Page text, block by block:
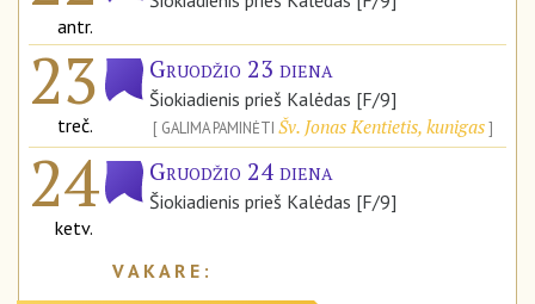
antr.
23
treč.
Gruodžio 23 diena
Šiokiadienis prieš Kalėdas [F/9]
GALIMA PAMINĖTI Šv. Jonas Kentietis, kunigas
24
ketv.
Gruodžio 24 diena
Šiokiadienis prieš Kalėdas [F/9]